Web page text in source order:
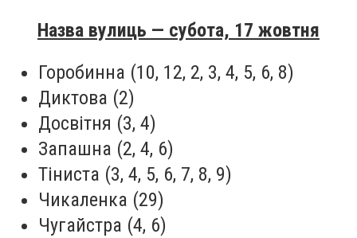
Назва вулиць — субота, 17 жовтня
Горобинна (10, 12, 2, 3, 4, 5, 6, 8)
Диктова (2)
Досвітня (3, 4)
Запашна (2, 4, 6)
Тіниста (3, 4, 5, 6, 7, 8, 9)
Чикаленка (29)
Чугайстра (4, 6)